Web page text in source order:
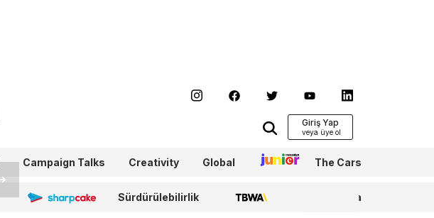
Giriş Yap
Campaign Talks Creativity Global Junior The Cars
Sharpcake Sürdürülebilirlik TBWA WPP Media